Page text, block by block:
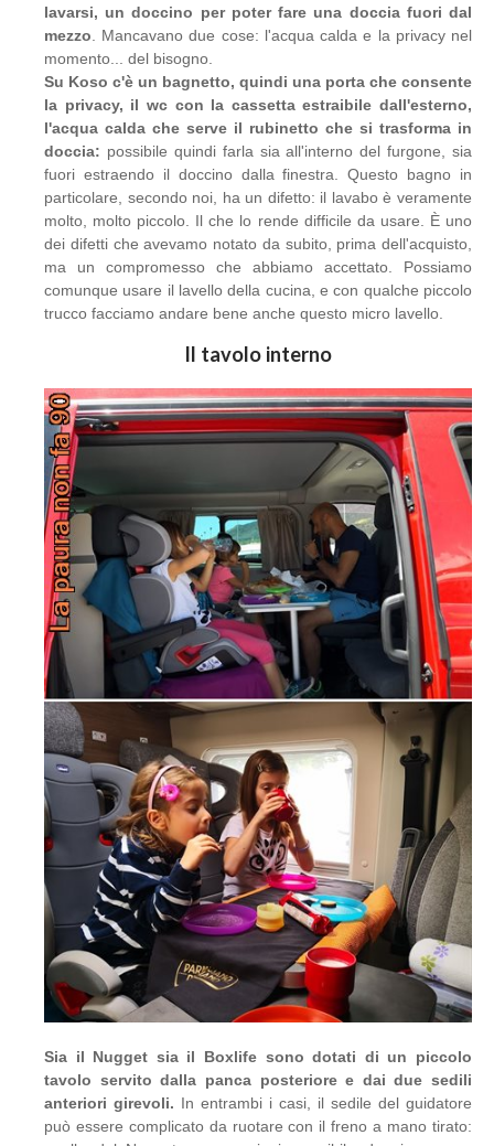
lavarsi, un doccino per poter fare una doccia fuori dal
mezzo . Mancavano due cose: l'acqua calda e la privacy nel
momento... del bisogno.
Su Koso c'è un bagnetto, quindi una porta che consente
la privacy, il wc con la cassetta estraibile dall'esterno,
l'acqua calda che serve il rubinetto che si trasforma in
doccia: possibile quindi farla sia all'interno del furgone, sia
fuori estraendo il doccino dalla finestra. Questo bagno in
particolare, secondo noi, ha un difetto: il lavabo è veramente
molto, molto piccolo. Il che lo rende difficile da usare. È uno
dei difetti che avevamo notato da subito, prima dell'acquisto,
ma un compromesso che abbiamo accettato. Possiamo
comunque usare il lavello della cucina, e con qualche piccolo
trucco facciamo andare bene anche questo micro lavello.
Il tavolo interno
Sia il Nugget sia il Boxlife sono dotati di un piccolo
tavolo servito dalla panca posteriore e dai due sedili
anteriori girevoli. In entrambi i casi, il sedile del guidatore
può essere complicato da ruotare con il freno a mano tirato: